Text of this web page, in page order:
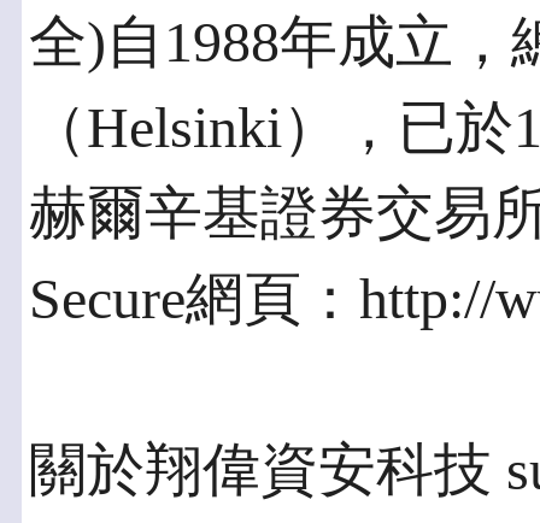
全)自1988年成立
（Helsinki），已
赫爾辛基證券交易
Secure網頁：http://
關於翔偉資安科技